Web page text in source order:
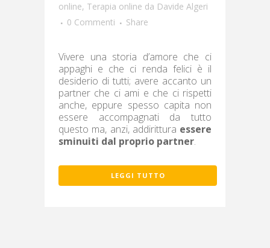
online, Terapia online da Davide Algeri
0 Commenti
Share
Vivere una storia d’amore che ci
appaghi e che ci renda felici è il
desiderio di tutti; avere accanto un
partner che ci ami e che ci rispetti
anche, eppure spesso capita non
essere accompagnati da tutto
questo ma, anzi, addirittura essere
sminuiti dal proprio partner.
LEGGI TUTTO